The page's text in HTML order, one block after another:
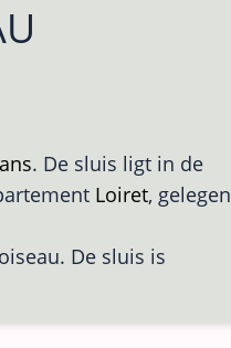
. De sluis ligt in de
Loiret, gelegen
De sluis is